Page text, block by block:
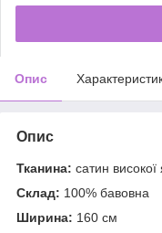
Опис
Опис
Тканина: сатин високої
Склад: 100% бавовна
Ширина: 160 см